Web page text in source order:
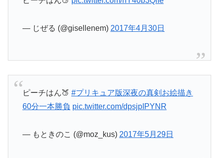
— じぜる (@gisellenem) 2017年4月30日
ピーチはん🍑 #プリキュア版深夜の真剣お絵描き
60分一本勝負 pic.twitter.com/dpsjpIPYNR
— もときのこ (@moz_kus) 2017年5月29日